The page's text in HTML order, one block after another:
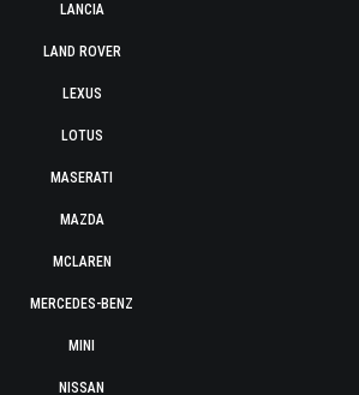
LANCIA
LAND ROVER
LEXUS
LOTUS
MASERATI
MAZDA
MCLAREN
MERCEDES-BENZ
MINI
NISSAN